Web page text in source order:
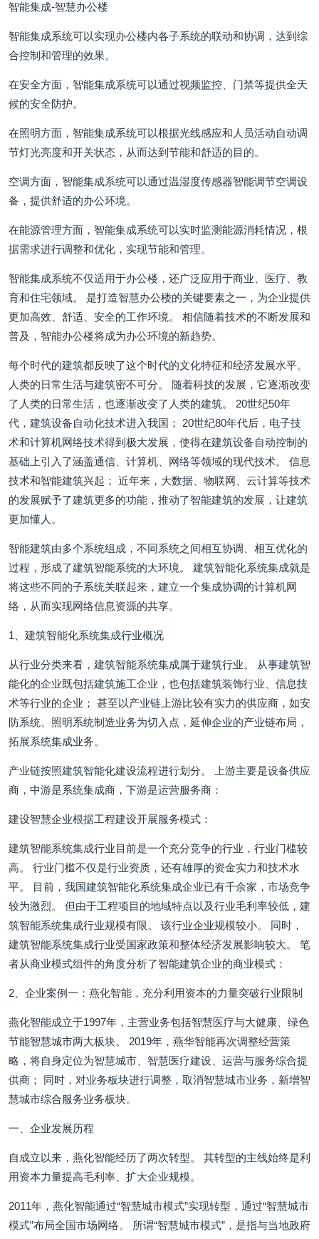
智能集成-智慧办公楼
智能集成系统可以实现办公楼内各子系统的联动和协调，达到综
合控制和管理的效果。
在安全方面，智能集成系统可以通过视频监控、门禁等提供全天
候的安全防护。
在照明方面，智能集成系统可以根据光线感应和人员活动自动调
节灯光亮度和开关状态，从而达到节能和舒适的目的。
空调方面，智能集成系统可以通过温湿度传感器智能调节空调设
备，提供舒适的办公环境。
在能源管理方面，智能集成系统可以实时监测能源消耗情况，根
据需求进行调整和优化，实现节能和管理。
智能集成系统不仅适用于办公楼，还广泛应用于商业、医疗、教
育和住宅领域。 是打造智慧办公楼的关键要素之一，为企业提供
更加高效、舒适、安全的工作环境。 相信随着技术的不断发展和
普及，智能办公楼将成为办公环境的新趋势。
每个时代的建筑都反映了这个时代的文化特征和经济发展水平。
人类的日常生活与建筑密不可分。 随着科技的发展，它逐渐改变
了人类的日常生活，也逐渐改变了人类的建筑。 20世纪50年
代，建筑设备自动化技术进入我国； 20世纪80年代后，电子技
术和计算机网络技术得到极大发展，使得在建筑设备自动控制的
基础上引入了涵盖通信、计算机、网络等领域的现代技术。 信息
技术和智能建筑兴起； 近年来，大数据、物联网、云计算等技术
的发展赋予了建筑更多的功能，推动了智能建筑的发展，让建筑
更加懂人。
智能建筑由多个系统组成，不同系统之间相互协调、相互优化的
过程，形成了建筑智能系统的大环境。 建筑智能化系统集成就是
将这些不同的子系统关联起来，建立一个集成协调的计算机网
络，从而实现网络信息资源的共享。
1、建筑智能化系统集成行业概况
从行业分类来看，建筑智能系统集成属于建筑行业。 从事建筑智
能化的企业既包括建筑施工企业，也包括建筑装饰行业、信息技
术等行业的企业； 甚至以产业链上游比较有实力的供应商，如安
防系统、照明系统制造业务为切入点，延伸企业的产业链布局，
拓展系统集成业务。
产业链按照建筑智能化建设流程进行划分。 上游主要是设备供应
商，中游是系统集成商，下游是运营服务商：
建设智慧企业根据工程建设开展服务模式：
建筑智能系统集成行业目前是一个充分竞争的行业，行业门槛较
高。 行业门槛不仅是行业资质，还有雄厚的资金实力和技术水
平。 目前，我国建筑智能化系统集成企业已有千余家，市场竞争
较为激烈。 但由于工程项目的地域特点以及行业毛利率较低，建
筑智能系统集成行业规模有限。 该行业企业规模较小。 同时，
建筑智能系统集成行业受国家政策和整体经济发展影响较大。 笔
者从商业模式组件的角度分析了智能建筑企业的商业模式：
2、企业案例一：燕化智能，充分利用资本的力量突破行业限制
燕化智能成立于1997年，主营业务包括智慧医疗与大健康、绿色
节能智慧城市两大板块。 2019年，燕华智能再次调整经营策
略，将自身定位为智慧城市、智慧医疗建设、运营与服务综合提
供商； 同时，对业务板块进行调整，取消智慧城市业务，新增智
慧城市综合服务业务板块。
一、企业发展历程
自成立以来，燕化智能经历了两次转型。 其转型的主线始终是利
用资本力量提高毛利率、扩大企业规模。
2011年，燕化智能通过“智慧城市模式”实现转型，通过“智慧城市
模式”布局全国市场网络。 所谓“智慧城市模式”，是指与当地政府